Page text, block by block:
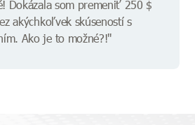
Dokázala som premeniť 250 $
akýchkoľvek skúseností s
Ako je to možné?!"